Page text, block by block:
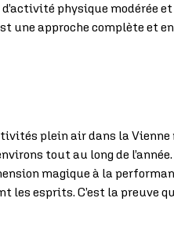
physique modérée
une approche complète et
plein air dans la
tout au long de l’année.
magique à la
les esprits. C’est la preuve